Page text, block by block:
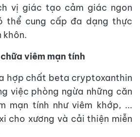
vị giác tạo cảm giác ngon
thể cung cấp đa dạng thực
khôn.
viêm mạn tính
hợp chất beta cryptoxanthin
việc phòng ngừa những căn
mạn tính như viêm khớp, ...
cho xương và cải thiện miễn